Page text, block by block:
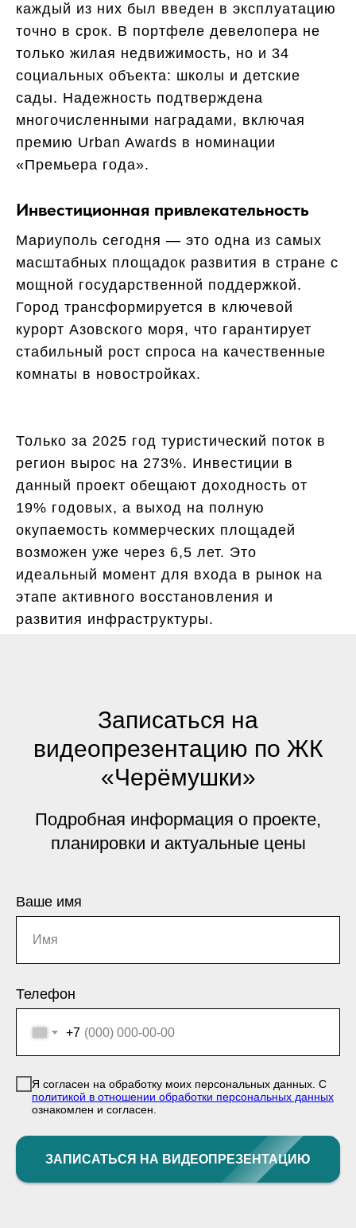
каждый из них был введен в эксплуатацию
точно в срок. В портфеле девелопера не
только жилая недвижимость, но и 34
социальных объекта: школы и детские
сады. Надежность подтверждена
многочисленными наградами, включая
премию Urban Awards в номинации
«Премьера года».
Инвестиционная привлекательность
Мариуполь сегодня — это одна из самых
масштабных площадок развития в стране с
мощной государственной поддержкой.
Город трансформируется в ключевой
курорт Азовского моря, что гарантирует
стабильный рост спроса на качественные
комнаты в новостройках.
Только за 2025 год туристический поток в
регион вырос на 273%. Инвестиции в
данный проект обещают доходность от
19% годовых, а выход на полную
окупаемость коммерческих площадей
возможен уже через 6,5 лет. Это
идеальный момент для входа в рынок на
этапе активного восстановления и
развития инфраструктуры.
Записаться на
видеопрезентацию по ЖК
«Черёмушки»
Подробная информация о проекте,
планировки и актуальные цены
Ваше имя
Телефон
+7
Я согласен на обработку моих персональных данных. С
политикой в отношении обработки персональных данных
ознакомлен и согласен.
ЗАПИСАТЬСЯ НА ВИДЕОПРЕЗЕНТАЦИЮ